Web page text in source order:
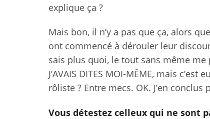
explique ça ?
Mais bon, il n’y a pas que ça, alors
ont commencé à dérouler leur
sais plus quoi, le tout sans même me
J’AVAIS DITES MOI-MÊME, mais
rôliste ? Entre mecs. OK. J’en
Vous détestez celleux qui ne sont